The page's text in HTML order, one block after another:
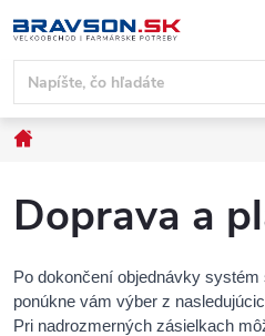
na
obsah
Domov
Doprava a
Po dokončení objednávky
ponúkne vám výber z
Pri nadrozmerných zásielkach